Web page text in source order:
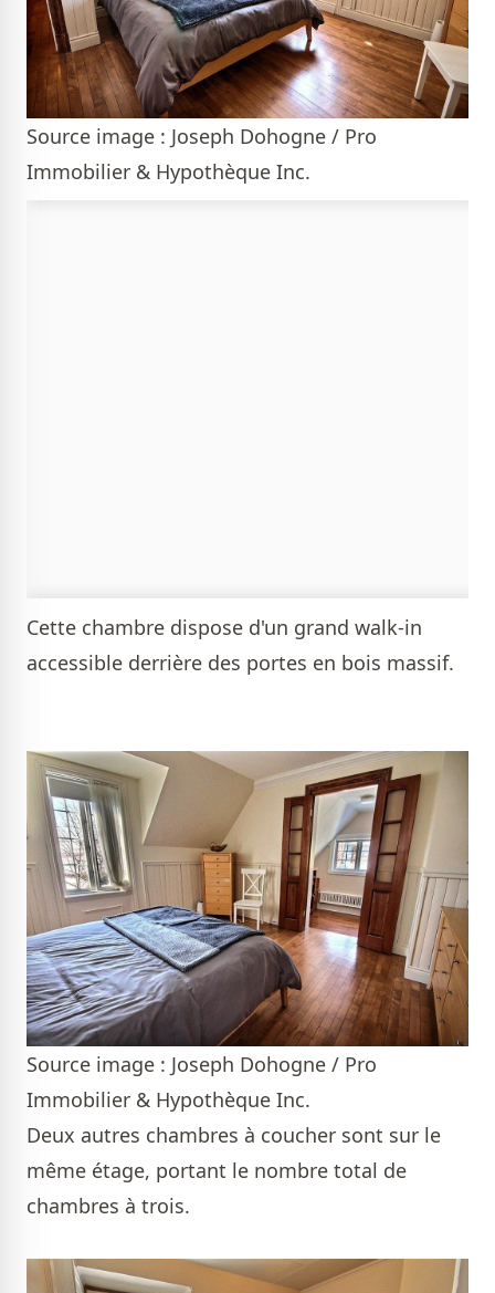
Source image : Joseph Dohogne / Pro
Immobilier & Hypothèque Inc.
Cette chambre dispose d'un grand walk-in
accessible derrière des portes en bois massif.
Source image : Joseph Dohogne / Pro
Immobilier & Hypothèque Inc.
Deux autres chambres à coucher sont sur le
même étage, portant le nombre total de
chambres à trois.